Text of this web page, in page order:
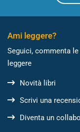
Ami leggere?
Seguici, commenta
leggere
Novità libri
Scrivi una
Diventa un